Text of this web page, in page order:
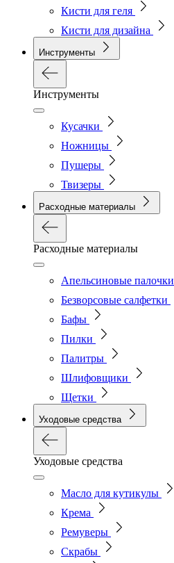
Кисти для геля
Кисти для дизайна
Инструменты
Инструменты
Кусачки
Ножницы
Пушеры
Твизеры
Расходные материалы
Расходные материалы
Апельсиновые палочки
Безворсовые салфетки
Бафы
Пилки
Палитры
Шлифовщики
Щетки
Уходовые средства
Уходовые средства
Масло для кутикулы
Крема
Ремуверы
Скрабы